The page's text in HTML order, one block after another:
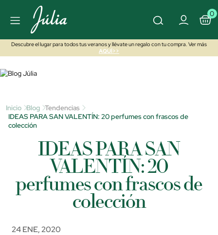
0
Descubre el lugar para todos tus veranos y llévate un regalo con tu compra. Ver más
AQUÍ>>
Inicio Blog Tendencias
IDEAS PARA SAN VALENTÍN: 20 perfumes con frascos de
colección
IDEAS PARA SAN
VALENTÍN: 20
perfumes con frascos de
colección
24 ENE, 2020